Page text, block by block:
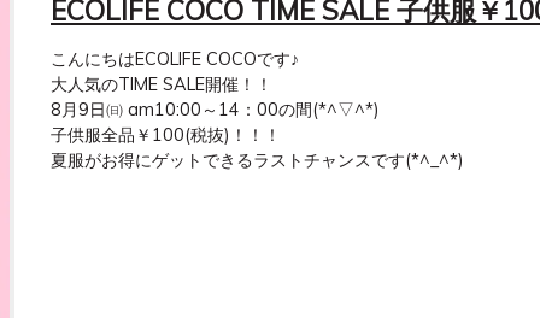
ECOLIFE COCO TIME SALE 子供服￥
こんにちはECOLIFE COCOです♪
大人気のTIME SALE開催！！
8月9日㈰ am10:00～14：00の間(*^▽^*)
子供服全品￥100(税抜)！！！
夏服がお得にゲットできるラストチャンスです(*^_^*)